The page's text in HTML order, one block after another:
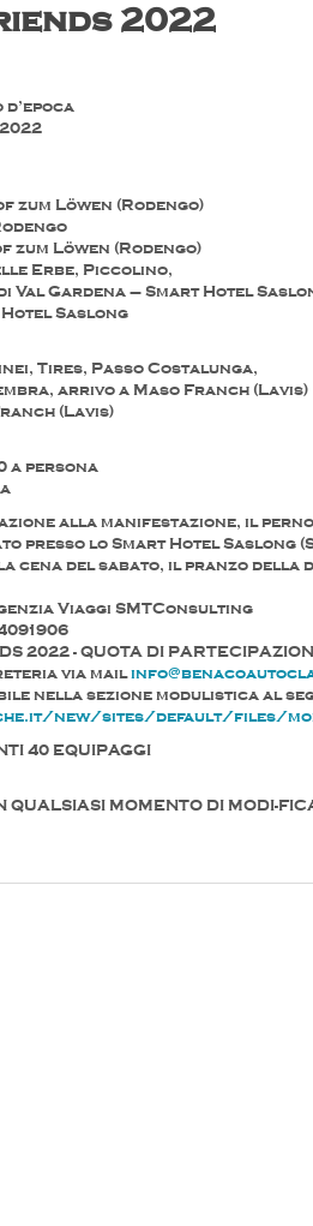
2022
zum Löwen (Rodengo)
zum Löwen (Rodengo)
Erbe, Piccolino,
Val Gardena – Smart Hotel
Hotel Saslong
Tires, Passo Costalunga,
arrivo a Maso Franch (Lavis)
(Lavis)
a persona
alla manifestazione, il
presso lo Smart Hotel Saslong
cena del sabato, il pranzo della
Viaggi SMTConsulting
2022 - QUOTA DI
via mail
nella sezione modulistica al
new/sites/default/files/
40 EQUIPAGGI
QUALSIASI MOMENTO DI MODI-